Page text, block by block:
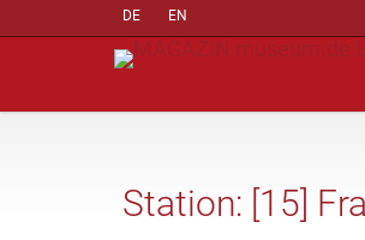
DE EN
Station: [15]